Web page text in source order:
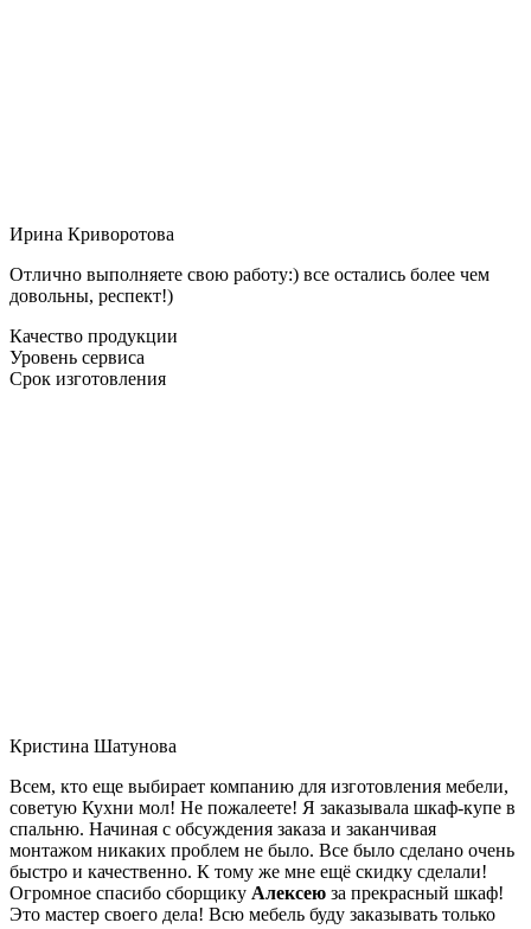
Ирина Криворотова
Отлично выполняете свою работу:) все остались более чем
довольны, респект!)
Качество продукции
Уровень сервиса
Срок изготовления
Кристина Шатунова
Всем, кто еще выбирает компанию для изготовления мебели,
советую Кухни мол! Не пожалеете! Я заказывала шкаф-купе в
спальню. Начиная с обсуждения заказа и заканчивая
монтажом никаких проблем не было. Все было сделано очень
быстро и качественно. К тому же мне ещё скидку сделали!
Огромное спасибо сборщику Алексею за прекрасный шкаф!
Это мастер своего дела! Всю мебель буду заказывать только